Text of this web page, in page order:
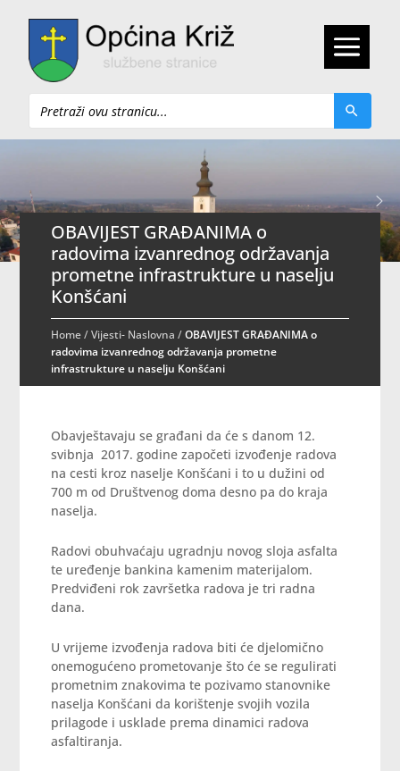
Pretraži
OBAVIJEST GRAĐANIMA o
radovima izvanrednog održavanja
prometne infrastrukture u naselju
Konšćani
Home/Vijesti- Naslovna /OBAVIJEST GRAĐANIMA o
radovima izvanrednog održavanja prometne
infrastrukture u naselju Konšćani
Obavještavaju se građani da će s danom 12.
svibnja 2017. godine započeti izvođenje radova
na cesti kroz naselje Konšćani i to u dužini od
700 m od Društvenog doma desno pa do kraja
naselja.
Radovi obuhvaćaju ugradnju novog sloja asfalta
te uređenje bankina kamenim materijalom.
Predviđeni rok završetka radova je tri radna
dana.
U vrijeme izvođenja radova biti će djelomično
onemogućeno prometovanje što će se regulirati
prometnim znakovima te pozivamo stanovnike
naselja Konšćani da korištenje svojih vozila
prilagode i usklade prema dinamici radova
asfaltiranja.